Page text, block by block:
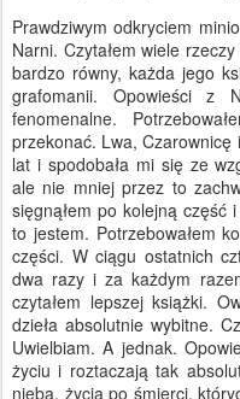
Prawdziwym odkryciem
Narni. Czytałem wiele
bardzo równy, każda jego
grafomanii. Opowieści z
fenomenalne.
przekonać. Lwa, Czarownicę
lat i spodobała mi się ze
ale nie mniej przez to
sięgnąłem po kolejną część
to jestem. Potrzebowałem
części. W ciągu ostatnich
dwa razy i za każdym
czytałem lepszej książki.
dzieła absolutnie wybitne.
Uwielbiam. A jednak.
życiu i roztaczają tak
nieba, życia po śmierci,